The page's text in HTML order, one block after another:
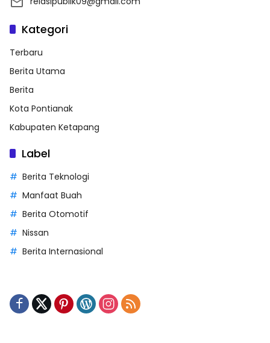
Kategori
Terbaru
Berita Utama
Berita
Kota Pontianak
Kabupaten Ketapang
Label
Berita Teknologi
Manfaat Buah
Berita Otomotif
Nissan
Berita Internasional